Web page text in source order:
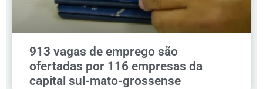
913 vagas de emprego são
ofertadas por 116 empresas da
capital sul-mato-grossense